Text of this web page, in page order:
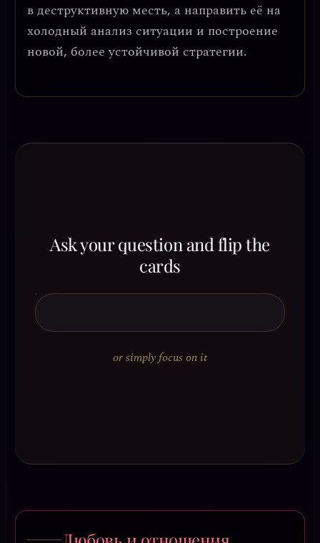
в деструктивную месть, а направить её на
холодный анализ ситуации и построение
новой, более устойчивой стратегии.
Ask your question and flip the
cards
or simply focus on it